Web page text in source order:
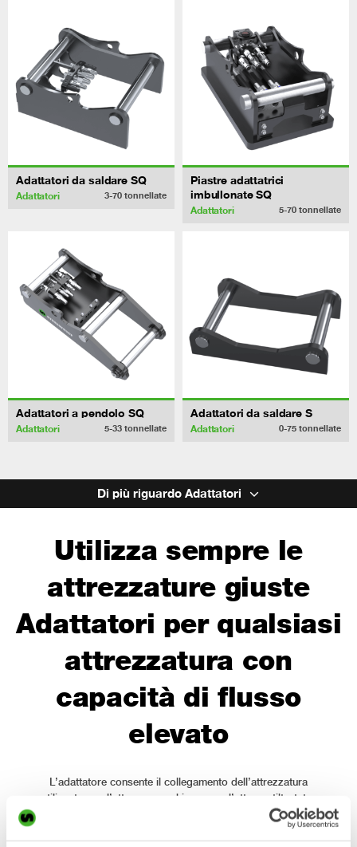
Adattatori da saldare SQ
Adattatori 3-70 tonnellate
Piastre adattatrici
imbullonate SQ
Adattatori 5-70 tonnellate
Adattatori a pendolo SQ
Adattatori 5-33 tonnellate
Adattatori da saldare S
Adattatori 0-75 tonnellate
Di più riguardo Adattatori
Utilizza sempre le
attrezzature giuste
Adattatori per qualsiasi
attrezzatura con
capacità di flusso
elevato
L’adattatore consente il collegamento dell’attrezzatura
utilizzata con l’attacco macchina o con l’attacco tiltrotator
sull’escavatore. Con la gamma di adattatori Steelwrist puoi
essere certo di utilizzare sempre l’attrezzatura giusta e puoi